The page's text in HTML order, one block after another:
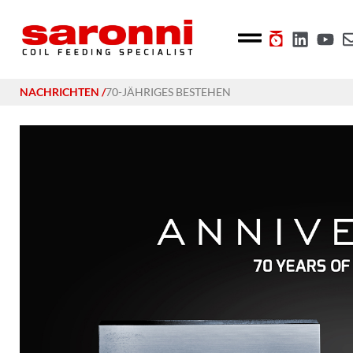
NACHRICHTEN /70-JÄHRIGES BESTEHEN